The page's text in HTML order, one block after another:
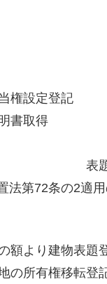
記 10
抵当権設定
用証明書取
用 2
題登
第72条の2適用
より建物表題
所有権移転登